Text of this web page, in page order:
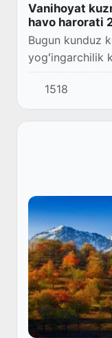
Vanihoyat
havo harorati
Bugun kunduz
yogʻingarchilik
tezligi 17-22 m/
Havo harorati
xabar berad...
1518